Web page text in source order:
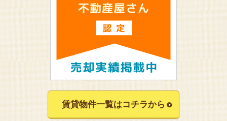
賃貸物件一覧はコチラから